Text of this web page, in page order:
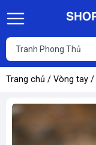
Trang chủ / Vòng tay /